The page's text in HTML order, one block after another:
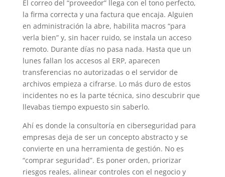
El correo del “proveedor” llega con el tono perfecto,
la firma correcta y una factura que encaja. Alguien
en administración la abre, habilita macros “para
verla bien” y, sin hacer ruido, se instala un acceso
remoto. Durante días no pasa nada. Hasta que un
lunes fallan los accesos al ERP, aparecen
transferencias no autorizadas o el servidor de
archivos empieza a cifrarse. Lo más duro de estos
incidentes no es la parte técnica, sino descubrir que
llevabas tiempo expuesto sin saberlo.
Ahí es donde la consultoría en ciberseguridad para
empresas deja de ser un concepto abstracto y se
convierte en una herramienta de gestión. No es
“comprar seguridad”. Es poner orden, priorizar
riesgos reales, alinear controles con el negocio y